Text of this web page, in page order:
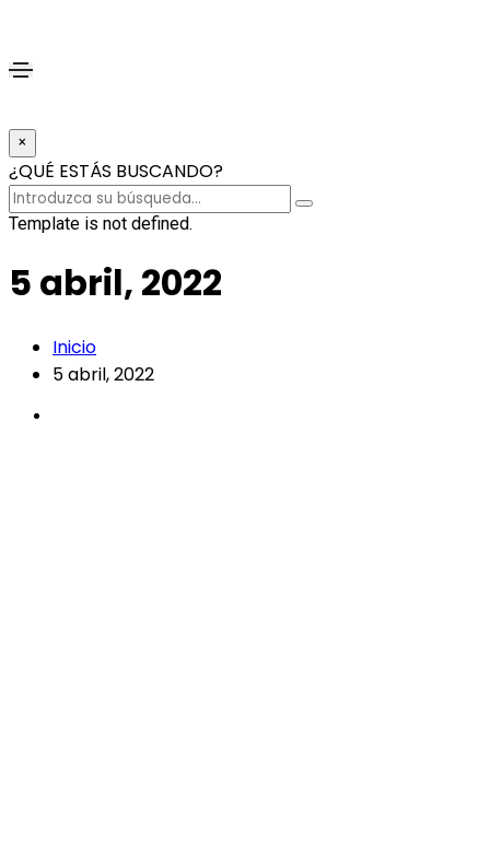
×
¿QUÉ ESTÁS BUSCANDO?
Template is not defined.
5 abril, 2022
Inicio
5 abril, 2022